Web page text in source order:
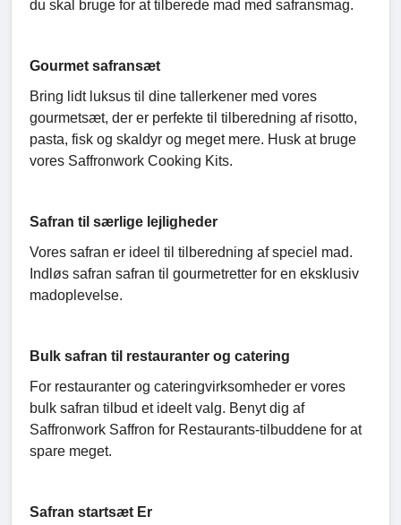
du skal bruge for at tilberede mad med safransmag.
Gourmet safransæt
Bring lidt luksus til dine tallerkener med vores
gourmetsæt, der er perfekte til tilberedning af risotto,
pasta, fisk og skaldyr og meget mere. Husk at bruge
vores Saffronwork Cooking Kits.
Safran til særlige lejligheder
Vores safran er ideel til tilberedning af speciel mad.
Indløs safran safran til gourmetretter for en eksklusiv
madoplevelse.
Bulk safran til restauranter og catering
For restauranter og cateringvirksomheder er vores
bulk safran tilbud et ideelt valg. Benyt dig af
Saffronwork Saffron for Restaurants-tilbuddene for at
spare meget.
Safran startsæt Er